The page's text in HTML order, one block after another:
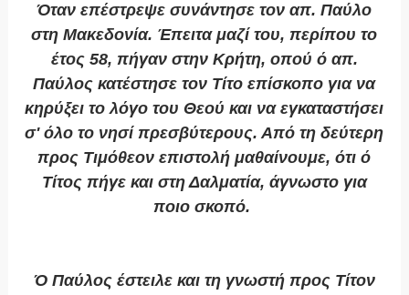
Όταν επέστρεψε συνάντησε τον απ. Παύλο
στη Μακεδονία. Έπειτα μαζί του, περίπου το
έτος 58, πήγαν στην Κρήτη, οπού ό απ.
Παύλος κατέστησε τον Τίτο επίσκοπο για να
κηρύξει το λόγο του Θεού και να εγκαταστήσει
σ' όλο το νησί πρεσβύτερους. Από τη δεύτερη
προς Τιμόθεον επιστολή μαθαίνουμε, ότι ό
Τίτος πήγε και στη Δαλματία, άγνωστο για
ποιο σκοπό.
Ό Παύλος έστειλε και τη γνωστή προς Τίτον